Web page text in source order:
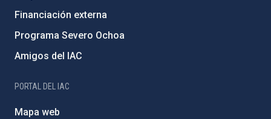
Financiación externa
Programa Severo Ochoa
Amigos del IAC
PORTAL DEL IAC
Mapa web